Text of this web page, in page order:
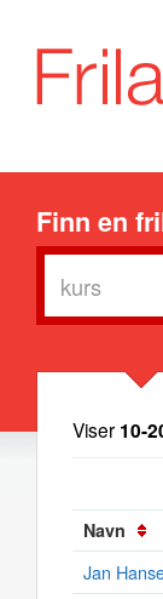
Finn en
Viser 10-
Navn
Jan